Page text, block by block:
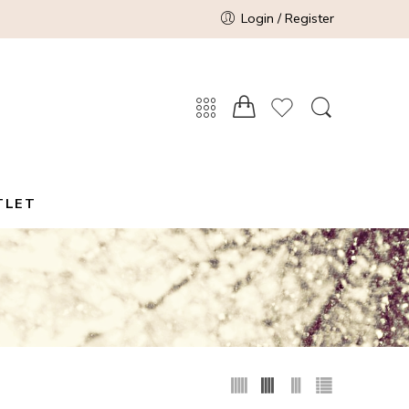
Login / Register